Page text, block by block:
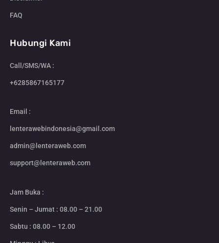
FAQ
Hubungi Kami
Call/SMS/WA :
+6285867165177
Email :
lenterawebindonesia@gmail.com
admin@lenteraweb.com
support@lenteraweb.com
Jam Buka :
Senin – Jumat : 08.00 – 21.00
Sabtu : 08.00 – 12.00